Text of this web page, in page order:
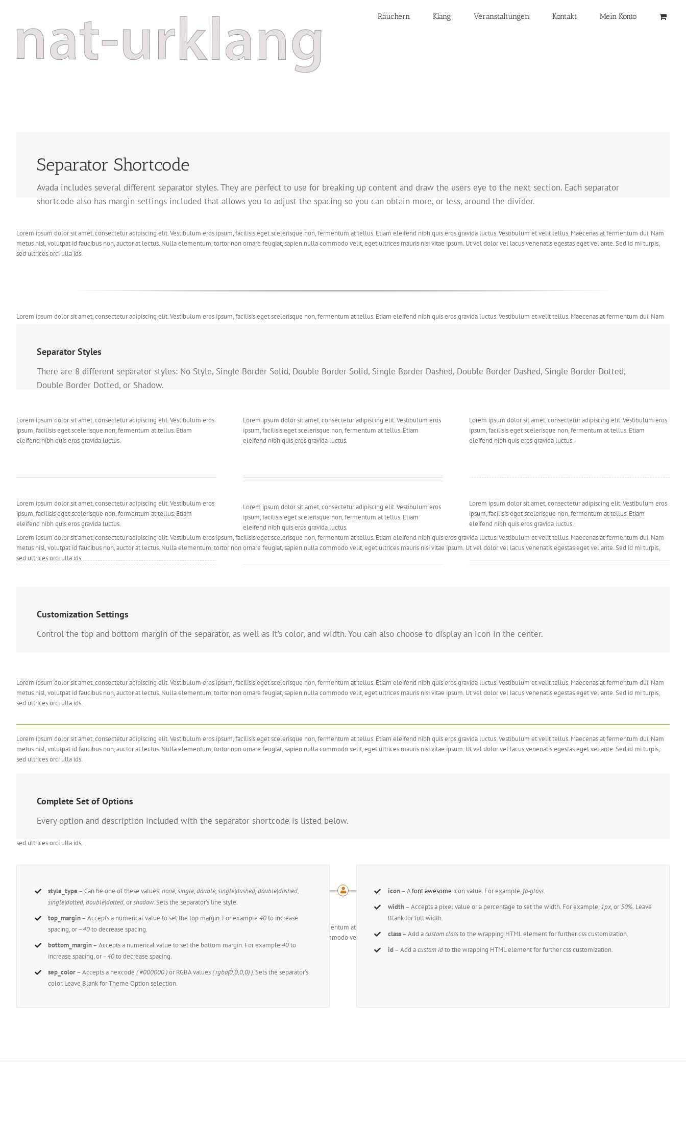
Räuchern Klang Veranstaltungen Kontakt Mein Konto
Separator Shortcode
Avada includes several different separator styles. They are perfect to use for breaking up content and draw the users eye to the next section. Each separator
shortcode also has margin settings included that allows you to adjust the spacing so you can obtain more, or less, around the divider.
Lorem ipsum dolor sit amet, consectetur adipiscing elit. Vestibulum eros ipsum, facilisis eget scelerisque non, fermentum at tellus. Etiam eleifend nibh quis eros gravida luctus. Vestibulum et velit tellus. Maecenas at fermentum dui. Nam
metus nisl, volutpat id faucibus non, auctor at lectus. Nulla elementum, tortor non ornare feugiat, sapien nulla commodo velit, eget ultrices mauris nisi vitae ipsum. Ut vel dolor vel lacus venenatis egestas eget vel ante. Sed id mi turpis,
sed ultrices orci ulla ids.
Lorem ipsum dolor sit amet, consectetur adipiscing elit. Vestibulum eros ipsum, facilisis eget scelerisque non, fermentum at tellus. Etiam eleifend nibh quis eros gravida luctus. Vestibulum et velit tellus. Maecenas at fermentum dui. Nam
Separator Styles
There are 8 different separator styles: No Style, Single Border Solid, Double Border Solid, Single Border Dashed, Double Border Dashed, Single Border Dotted,
Double Border Dotted, or Shadow.
Lorem ipsum dolor sit amet, consectetur adipiscing elit. Vestibulum eros
ipsum, facilisis eget scelerisque non, fermentum at tellus. Etiam
eleifend nibh quis eros gravida luctus.
Lorem ipsum dolor sit amet, consectetur adipiscing elit. Vestibulum eros
ipsum, facilisis eget scelerisque non, fermentum at tellus. Etiam
eleifend nibh quis eros gravida luctus.
eleifend nibh quis eros gravida luctus.
Lorem ipsum dolor sit amet, consectetur adipiscing elit. Vestibulum eros
ipsum, facilisis eget scelerisque non, fermentum at tellus. Etiam
eleifend nibh quis eros gravida luctus.
Lorem ipsum dolor sit amet, consectetur adipiscing elit. Vestibulum eros
ipsum, facilisis eget scelerisque non, fermentum at tellus. Etiam
eleifend nibh quis eros gravida luctus.
Lorem ipsum dolor sit amet, consectetur adipiscing elit. Vestibulum eros
ipsum, facilisis eget scelerisque non, fermentum at tellus. Etiam
eleifend nibh quis eros gravida luctus.
Lorem ipsum dolor sit amet, consectetur adipiscing elit. Vestibulum eros
ipsum, facilisis eget scelerisque non, fermentum at tellus. Etiam
eleifend nibh quis eros gravida luctus.
Lorem ipsum dolor sit amet, consectetur adipiscing elit. Vestibulum eros ipsum, facilisis eget scelerisque non, fermentum at tellus. Etiam eleifend nibh quis eros gravida luctus. Vestibulum et velit tellus. Maecenas at fermentum dui. Nam
metus nisl, volutpat id faucibus non, auctor at lectus. Nulla elementum, tortor non ornare feugiat, sapien nulla commodo velit, eget ultrices mauris nisi vitae ipsum. Ut vel dolor vel lacus venenatis egestas eget vel ante. Sed id mi turpis,
sed ultrices orci ulla ids.
Lorem ipsum dolor sit amet, consectetur adipiscing elit. Vestibulum eros ipsum, facilisis eget scelerisque non, fermentum at tellus. Etiam eleifend nibh quis eros gravida luctus. Vestibulum et velit tellus. Maecenas at fermentum dui. Nam
metus nisl, volutpat id faucibus non, auctor at lectus. Nulla elementum, tortor non ornare feugiat, sapien nulla commodo velit, eget ultrices mauris nisi vitae ipsum. Ut vel dolor vel lacus venenatis egestas eget vel ante. Sed id mi turpis,
Customization Settings
Control the top and bottom margin of the separator, as well as it’s color, and width. You can also choose to display an icon in the center.
Lorem ipsum dolor sit amet, consectetur adipiscing elit. Vestibulum eros ipsum, facilisis eget scelerisque non, fermentum at tellus. Etiam eleifend nibh quis eros gravida luctus. Vestibulum et velit tellus. Maecenas at fermentum dui. Nam
metus nisl, volutpat id faucibus non, auctor at lectus. Nulla elementum, tortor non ornare feugiat, sapien nulla commodo velit, eget ultrices mauris nisi vitae ipsum. Ut vel dolor vel lacus venenatis egestas eget vel ante. Sed id mi turpis,
sed ultrices orci ulla ids.
Lorem ipsum dolor sit amet, consectetur adipiscing elit. Vestibulum eros ipsum, facilisis eget scelerisque non, fermentum at tellus. Etiam eleifend nibh quis eros gravida luctus. Vestibulum et velit tellus. Maecenas at fermentum dui. Nam
metus nisl, volutpat id faucibus non, auctor at lectus. Nulla elementum, tortor non ornare feugiat, sapien nulla commodo velit, eget ultrices mauris nisi vitae ipsum. Ut vel dolor vel lacus venenatis egestas eget vel ante. Sed id mi turpis,
sed ultrices orci ulla ids.
Lorem ipsum dolor sit amet, consectetur adipiscing elit. Vestibulum eros ipsum, facilisis eget scelerisque non, fermentum at tellus. Etiam eleifend nibh quis eros gravida luctus. Vestibulum et velit tellus. Maecenas at fermentum dui. Nam
sed ultrices orci ulla ids.
Lorem ipsum dolor sit amet, consectetur adipiscing elit. Vestibulum eros ipsum, facilisis eget scelerisque non, fermentum at tellus. Etiam eleifend nibh quis eros gravida luctus. Vestibulum et velit tellus. Maecenas at fermentum dui. Nam
metus nisl, volutpat id faucibus non, auctor at lectus. Nulla elementum, tortor non ornare feugiat, sapien nulla commodo velit, eget ultrices mauris nisi vitae ipsum. Ut vel dolor vel lacus venenatis egestas eget vel ante. Sed id mi turpis,
sed ultrices orci ulla ids.
Complete Set of Options
Every option and description included with the separator shortcode is listed below.
style_type – Can be one of these values:none, single, double, single|dashed, double|dashed,
single|dotted, double|dotted,orshadow. Sets the separator’s line style.
top_margin– Accepts a numerical value to set the top margin. For example40to increase
spacing, or –40to decrease spacing.
bottom_margin– Accepts a numerical value to set the bottom margin. For example40to
increase spacing, or –40to decrease spacing.
sep_color– Accepts a hexcode( #000000 )or RGBA values( rgba(0,0,0,0) ). Sets the separator’s
color. Leave Blank for Theme Option selection.
icon– Afont awesome icon value. For example, fa-glass.
width– Accepts a pixel value or a percentage to set the width. For example, 1px,or50%. Leave
Blank for full width.
class– Add acustom classto the wrapping HTML element for further css customization.
id– Add acustom idto the wrapping HTML element for further css customization.